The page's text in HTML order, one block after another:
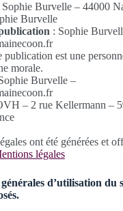
Burvelle – 44000
Burvelle
: Sophie
publication est une
morale.
Burvelle –
– 2 rue Kellermann –
ont été générées et
légales
d’utilisation du